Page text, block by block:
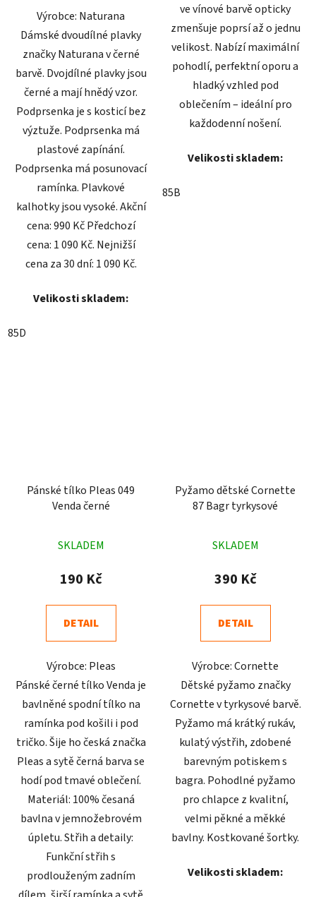
Výrobce: Naturana
Dámské dvoudílné plavky
značky Naturana v černé
barvě. Dvojdílné plavky jsou
černé a mají hnědý vzor.
Podprsenka je s kosticí bez
výztuže. Podprsenka má
plastové zapínání.
Podprsenka má posunovací
ramínka. Plavkové
kalhotky jsou vysoké. Akční
cena: 990 Kč Předchozí
cena: 1 090 Kč. Nejnižší
cena za 30 dní: 1 090 Kč.
Velikosti skladem:
85D
ve vínové barvě opticky
zmenšuje poprsí až o jednu
velikost. Nabízí maximální
pohodlí, perfektní oporu a
hladký vzhled pod
oblečením – ideální pro
každodenní nošení.
Velikosti skladem:
85B
Pánské tílko Pleas 049
Venda černé
hodnocení
produktu
4,8
z
hvězdiček.
SKLADEM
190 Kč
DETAIL
Výrobce: Pleas
Pánské černé tílko Venda je
bavlněné spodní tílko na
ramínka pod košili i pod
tričko. Šije ho česká značka
Pleas a sytě černá barva se
hodí pod tmavé oblečení.
Materiál: 100% česaná
bavlna v jemnožebrovém
úpletu. Střih a detaily:
Funkční střih s
prodlouženým zadním
Pyžamo dětské Cornette
87 Bagr tyrkysové
hodnocení
produktu
5,0
z
hvězdiček.
SKLADEM
390 Kč
DETAIL
Výrobce: Cornette
Dětské pyžamo značky
Cornette v tyrkysové barvě.
Pyžamo má krátký rukáv,
kulatý výstřih, zdobené
barevným potiskem s
bagra. Pohodlné pyžamo
pro chlapce z kvalitní,
velmi pěkné a měkké
bavlny. Kostkované šortky.
Velikosti skladem: